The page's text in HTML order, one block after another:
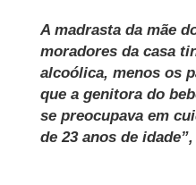
A madrasta da mãe
moradores da casa
alcoólica, menos os
que a genitora do
se preocupava em
de 23 anos de